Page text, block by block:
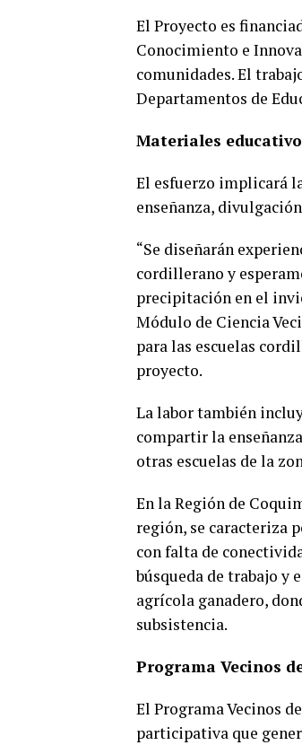
El Proyecto es
Conocimiento e
comunidades. El
Departamentos de
Materiales
El esfuerzo implicará
enseñanza,
“Se diseñarán
cordillerano y
precipitación en el
Módulo de Ciencia
para las escuelas
proyecto.
La labor también
compartir la
otras escuelas de la
En la Región de
región, se caracteriza
con falta de
búsqueda de trabajo y
agrícola ganadero,
subsistencia.
Programa Vecinos
El Programa Vecinos
participativa que